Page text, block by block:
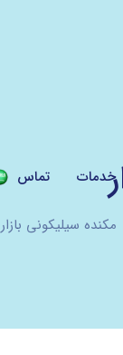
خدمات تماس
مکنده سیلیکونی بازار